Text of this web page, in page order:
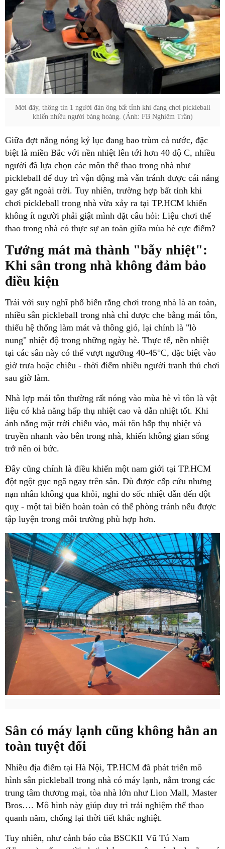
Mới đây, thông tin 1 người đàn ông bất tỉnh khi đang chơi pickleball
khiến nhiều người bàng hoàng. (Ảnh: FB Nghiêm Trần)
Giữa đợt nắng nóng kỷ lục đang bao trùm cả nước, đặc
biệt là miền Bắc với nền nhiệt lên tới hơn 40 độ C, nhiều
người đã lựa chọn các môn thể thao trong nhà như
pickleball để duy trì vận động mà vẫn tránh được cái nắng
gay gắt ngoài trời. Tuy nhiên, trường hợp bất tỉnh khi
chơi pickleball trong nhà vừa xảy ra tại TP.HCM khiến
không ít người phải giật mình đặt câu hỏi: Liệu chơi thể
thao trong nhà có thực sự an toàn giữa mùa hè cực điểm?
Tưởng mát mà thành "bẫy nhiệt":
Khi sân trong nhà không đảm bảo
điều kiện
Trái với suy nghĩ phổ biến rằng chơi trong nhà là an toàn,
nhiều sân pickleball trong nhà chỉ được che bằng mái tôn,
thiếu hệ thống làm mát và thông gió, lại chính là "lò
nung" nhiệt độ trong những ngày hè. Thực tế, nền nhiệt
tại các sân này có thể vượt ngưỡng 40-45°C, đặc biệt vào
giờ trưa hoặc chiều - thời điểm nhiều người tranh thủ chơi
sau giờ làm.
Nhà lợp mái tôn thường rất nóng vào mùa hè vì tôn là vật
liệu có khả năng hấp thụ nhiệt cao và dẫn nhiệt tốt. Khi
ánh nắng mặt trời chiếu vào, mái tôn hấp thụ nhiệt và
truyền nhanh vào bên trong nhà, khiến không gian sống
trở nên oi bức.
Đây cũng chính là điều khiến một nam giới tại TP.HCM
đột ngột gục ngã ngay trên sân. Dù được cấp cứu nhưng
nạn nhân không qua khỏi, nghi do sốc nhiệt dẫn đến đột
quỵ - một tai biến hoàn toàn có thể phòng tránh nếu được
tập luyện trong môi trường phù hợp hơn.
Sân có máy lạnh cũng không hẳn an
toàn tuyệt đối
Nhiều địa điểm tại Hà Nội, TP.HCM đã phát triển mô
hình sân pickleball trong nhà có máy lạnh, nằm trong các
trung tâm thương mại, tòa nhà lớn như Lion Mall, Master
Bros…. Mô hình này giúp duy trì trải nghiệm thể thao
quanh năm, chống lại thời tiết khắc nghiệt.
Tuy nhiên, như cảnh báo của BSCKII Vũ Tú Nam